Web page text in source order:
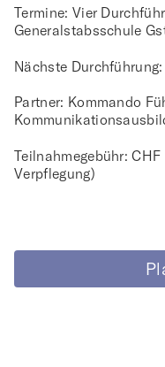
Termine: Vier
Generalstabsschule
Nächste
Partner: Kommando
Teilnahmegebühr:
Verpflegung)